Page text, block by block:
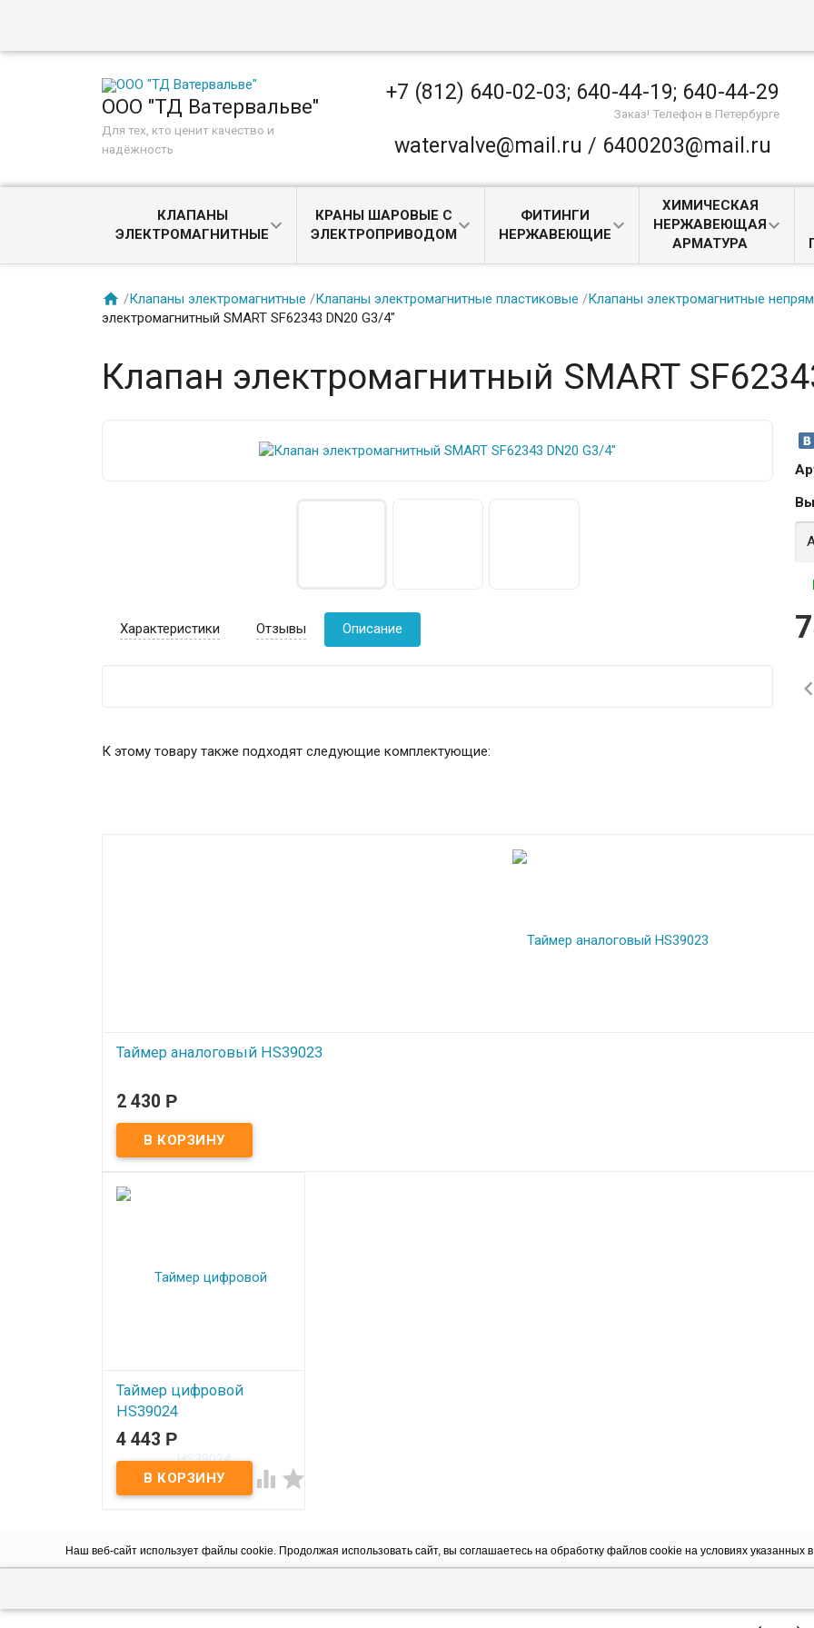
ООО "ТД Ватервальве"
Для тех, кто ценит качество и
надёжность
+7 (812) 640-02-03; 640-44-19; 640-44-29
Заказ! Телефон в Петербурге
watervalve@mail.ru / 6400203@mail.ru
КЛАПАНЫ
ЭЛЕКТРОМАГНИТНЫЕ
КРАНЫ ШАРОВЫЕ С
ЭЛЕКТРОПРИВОДОМ
ФИТИНГИ
НЕРЖАВЕЮЩИЕ
ХИМИЧЕСКАЯ
НЕРЖАВЕЮЩАЯ
АРМАТУРА
 /Клапаны электромагнитные /Клапаны электромагнитные пластиковые /Клапаны электромагнитные
электромагнитный SMART SF62343 DN20 G3/4"
Клапан электромагнитный SMART
Характеристики Отзывы Описание
К этому товару также подходят следующие комплектующие:
Таймер аналоговый HS39023
В наличии
2 430 Р
Таймер цифровой
HS39024
В наличии
4 443 Р
 
Наш веб-сайт использует файлы cookie. Продолжая использовать сайт, вы соглашаетесь на обработку файлов сookie на условиях указанных